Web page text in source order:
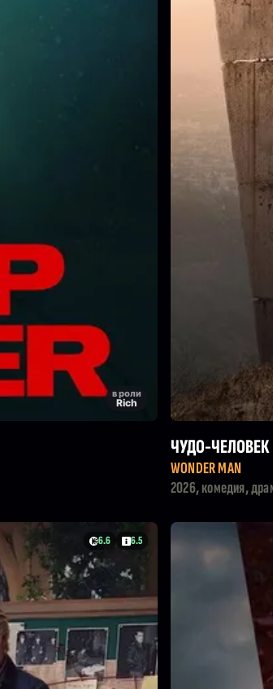
в роли
Rich
ЧУДО-ЧЕЛОВЕК
WONDER MAN
2026, комедия,
6.6 6.5